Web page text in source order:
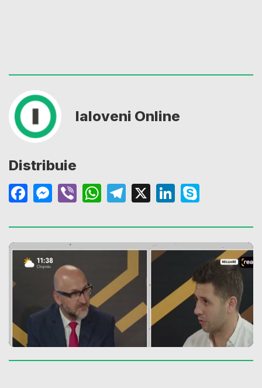
Ialoveni Online
Distribuie
Facebook
Messenger
ViberWhatsApp
Telegram
X LinkedIn